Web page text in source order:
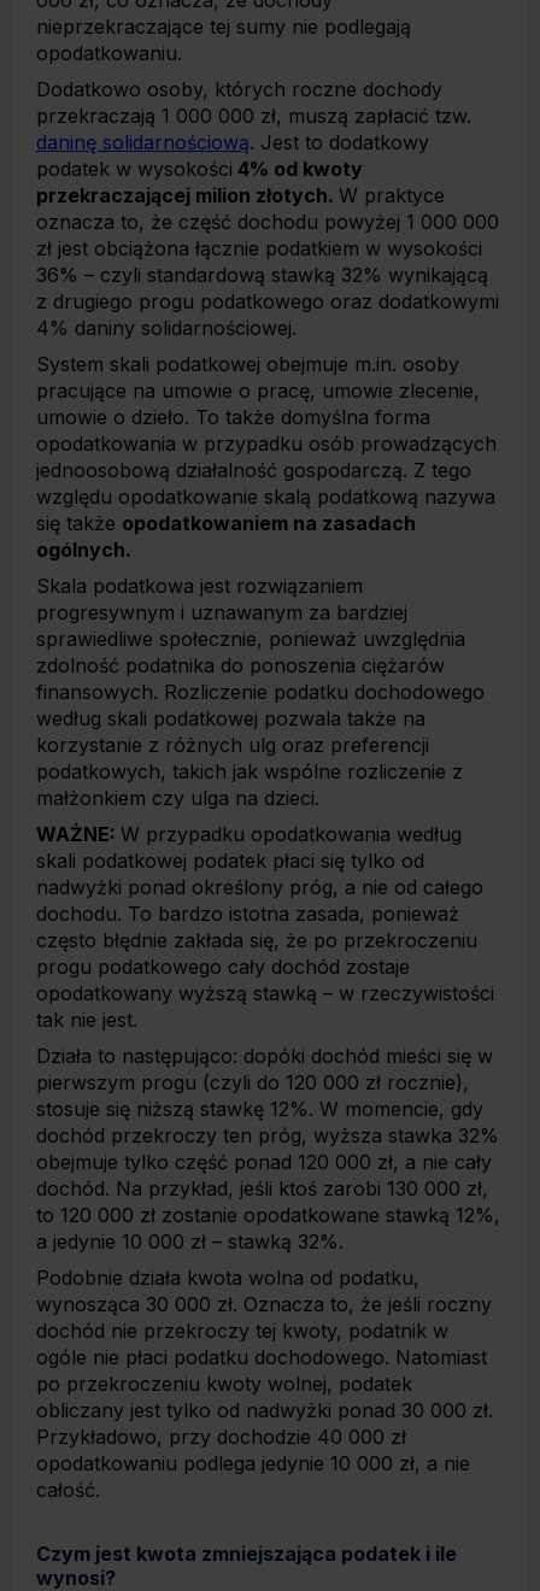
nieprzekraczające tej sumy nie podlegają
opodatkowaniu.
Dodatkowo osoby, których roczne dochody
przekraczają 1 000 000 zł, muszą zapłacić tzw.
daninę solidarnościową. Jest to dodatkowy
podatek w wysokości 4% od kwoty
przekraczającej milion złotych. W praktyce
oznacza to, że część dochodu powyżej 1 000 000
zł jest obciążona łącznie podatkiem w wysokości
36% – czyli standardową stawką 32% wynikającą
z drugiego progu podatkowego oraz dodatkowymi
4% daniny solidarnościowej.
System skali podatkowej obejmuje m.in. osoby
pracujące na umowie o pracę, umowie zlecenie,
umowie o dzieło. To także domyślna forma
opodatkowania w przypadku osób prowadzących
jednoosobową działalność gospodarczą. Z tego
względu opodatkowanie skalą podatkową nazywa
się także opodatkowaniem na zasadach
ogólnych.
Skala podatkowa jest rozwiązaniem
progresywnym i uznawanym za bardziej
sprawiedliwe społecznie, ponieważ uwzględnia
zdolność podatnika do ponoszenia ciężarów
finansowych. Rozliczenie podatku dochodowego
według skali podatkowej pozwala także na
korzystanie z różnych ulg oraz preferencji
podatkowych, takich jak wspólne rozliczenie z
małżonkiem czy ulga na dzieci.
WAŻNE: W przypadku opodatkowania według
skali podatkowej podatek płaci się tylko od
nadwyżki ponad określony próg, a nie od całego
dochodu. To bardzo istotna zasada, ponieważ
często błędnie zakłada się, że po przekroczeniu
progu podatkowego cały dochód zostaje
opodatkowany wyższą stawką – w rzeczywistości
tak nie jest.
Działa to następująco: dopóki dochód mieści się w
pierwszym progu (czyli do 120 000 zł rocznie),
stosuje się niższą stawkę 12%. W momencie, gdy
dochód przekroczy ten próg, wyższa stawka 32%
obejmuje tylko część ponad 120 000 zł, a nie cały
dochód. Na przykład, jeśli ktoś zarobi 130 000 zł,
to 120 000 zł zostanie opodatkowane stawką 12%,
a jedynie 10 000 zł – stawką 32%.
Podobnie działa kwota wolna od podatku,
wynosząca 30 000 zł. Oznacza to, że jeśli roczny
dochód nie przekroczy tej kwoty, podatnik w
ogóle nie płaci podatku dochodowego. Natomiast
po przekroczeniu kwoty wolnej, podatek
obliczany jest tylko od nadwyżki ponad 30 000 zł.
Przykładowo, przy dochodzie 40 000 zł
opodatkowaniu podlega jedynie 10 000 zł, a nie
całość.
Czym jest kwota zmniejszająca podatek i ile
wynosi?